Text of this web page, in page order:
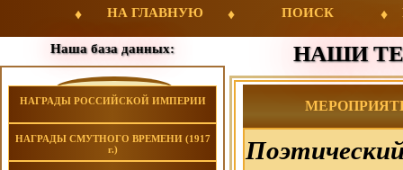
НА ГЛАВНУЮ ПОИСК
Наша база данных:
НАГРАДЫ РОССИЙСКОЙ ИМПЕРИИ
НАГРАДЫ СМУТНОГО ВРЕМЕНИ (1917
г.)
НАШИ
МЕРОПРИЯТИЯ